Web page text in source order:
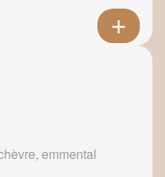
emmental